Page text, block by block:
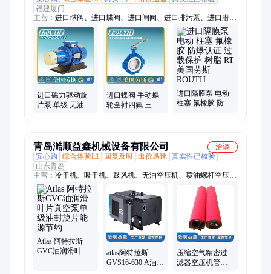
福建厦门
主营： 进口球阀、进口蝶阀、进口闸阀、进口排污泵、进口潜水
泵、进口离心泵、进口真空泵、进口轴流泵、进口中开泵、进口
旋塞阀、进口鼓风机、进口罗茨风机、进口悬浮风机、进口污水
处理设备
进口磁力驱动旋
片泵 单级 无油 双
进口蝶阀 手动蜗
轮全衬四氟 三偏
进口隔膜泵 电动
柱塞 氟橡胶 防爆
青岛澔顺益鑫机械设备有限公司
洽谈
安心购
综合体验L1 回复及时 出价迅速
真实性已核验
山东青岛
主营： 冷干机、吸干机、鼓风机、无油空压机、喷油螺杆空压
机、油过滤器、油气分离器、真空泵、润滑油、移动机、活塞
机、空气过滤器、捷能管道、维修保养、其他零配件
Atlas 阿特拉斯
GVC油润滑叶片
atlas阿特拉斯
GVS16-630 A油润
压缩空气精密过
滤器空压机管道